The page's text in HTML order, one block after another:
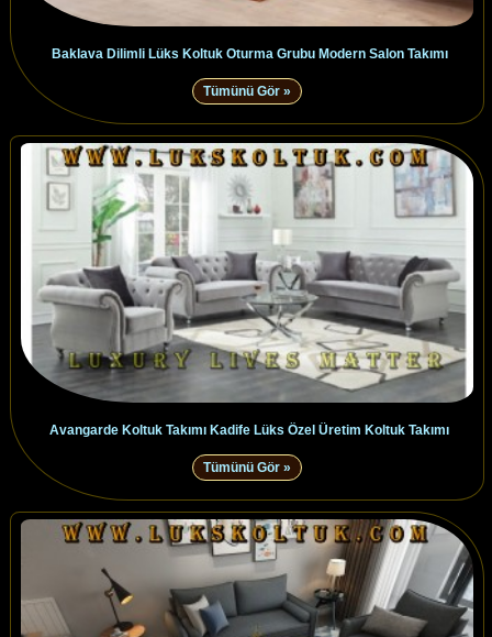
Baklava Dilimli Lüks Koltuk Oturma Grubu Modern Salon Takımı
Tümünü Gör »
Avangarde Koltuk Takımı Kadife Lüks Özel Üretim Koltuk Takımı
Tümünü Gör »